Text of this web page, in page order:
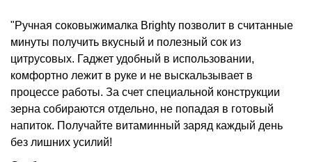
"Ручная соковыжималка Brighty позволит в считанные
минуты получить вкусный и полезный сок из
цитрусовых. Гаджет удобный в использовании,
комфортно лежит в руке и не выскальзывает в
процессе работы. За счет специальной конструкции
зерна собираются отдельно, не попадая в готовый
напиток. Получайте витаминный заряд каждый день
без лишних усилий!